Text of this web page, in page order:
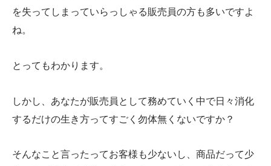
を失ってしまっていらっしゃる販売員の方も多いですよ
ね。
とってもわかります。
しかし、あなたが販売員として務めていく中で日々消化
するだけの生き方ってすごく勿体無くないですか？
そんなこと言ったってお客様も少ないし、商品だって少